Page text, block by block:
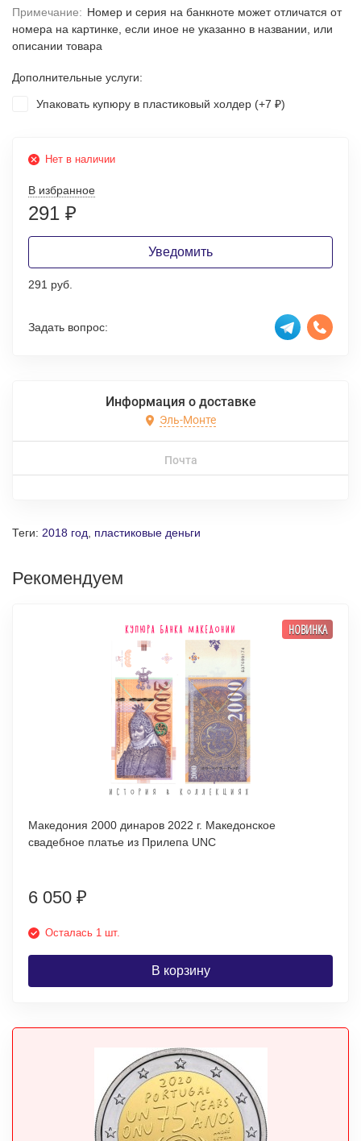
Примечание: Номер и серия на банкноте может отличатся от
номера на картинке, если иное не указанно в названии, или
описании товара
Дополнительные услуги:
Упаковать купюру в пластиковый холдер (+7 ₽)
Нет в наличии
В избранное
291 ₽
Уведомить
291 руб.
Задать вопрос:
Информация о доставке
Эль-Монте
Почта
Теги: 2018 год пластиковые деньги
Рекомендуем
НОВИНКА
Македония 2000 динаров 2022 г. Македонское
свадебное платье из Прилепа UNC
6 050 ₽
Осталась 1 шт.
В корзину